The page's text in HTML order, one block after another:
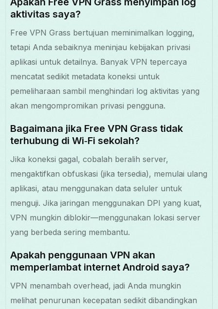
aktivitas saya?
Free VPN Grass bertujuan meminimalkan logging,
tetapi Anda sebaiknya meninjau kebijakan privasi
aplikasi untuk detailnya. Banyak VPN tepercaya
mencatat sedikit metadata koneksi untuk
pemeliharaan sambil menghindari log aktivitas yang
akan mengompromikan privasi pengguna.
Bagaimana jika Free VPN Grass tidak
terhubung di Wi‑Fi sekolah?
Jika koneksi gagal, cobalah beralih server,
mengaktifkan obfuskasi (jika tersedia), memulai ulang
aplikasi, atau menggunakan data seluler untuk
menguji. Jika jaringan menggunakan DPI yang kuat,
VPN mungkin diblokir—menggunakan lokasi server
yang berbeda sering membantu.
Apakah penggunaan VPN akan
memperlambat internet Android saya?
VPN menambah overhead, jadi Anda mungkin
melihat penurunan kecepatan sedikit dibandingkan